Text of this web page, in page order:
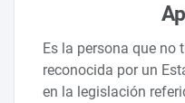
Es la persona que no
reconocida por un
en la legislación